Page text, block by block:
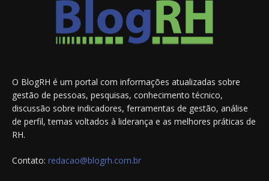
O BlogRH é um portal com informações atualizadas sobre
gestão de pessoas, pesquisas, conhecimento técnico,
discussão sobre indicadores, ferramentas de gestão, análise
de perfil, temas voltados à liderança e as melhores práticas de
RH.
Contato: redacao@blogrh.com.br